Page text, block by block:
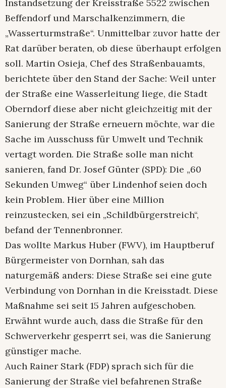
Instandsetzung der Kreisstraße 5522 zwischen
Beffendorf und Marschalkenzimmern, die
„Wasserturmstraße“. Unmittelbar zuvor hatte der
Rat darüber beraten, ob diese überhaupt erfolgen
soll. Martin Osieja, Chef des Straßenbauamts,
berichtete über den Stand der Sache: Weil unter
der Straße eine Wasserleitung liege, die Stadt
Oberndorf diese aber nicht gleichzeitig mit der
Sanierung der Straße erneuern möchte, war die
Sache im Ausschuss für Umwelt und Technik
vertagt worden. Die Straße solle man nicht
sanieren, fand Dr. Josef Günter (SPD): Die „60
Sekunden Umweg“ über Lindenhof seien doch
kein Problem. Hier über eine Million
reinzustecken, sei ein „Schildbürgerstreich“,
befand der Tennenbronner.
Das wollte Markus Huber (FWV), im Hauptberuf
Bürgermeister von Dornhan, sah das
naturgemäß anders: Diese Straße sei eine gute
Verbindung von Dornhan in die Kreisstadt. Diese
Maßnahme sei seit 15 Jahren aufgeschoben.
Erwähnt wurde auch, dass die Straße für den
Schwerverkehr gesperrt sei, was die Sanierung
günstiger mache.
Auch Rainer Stark (FDP) sprach sich für die
Sanierung der Straße viel befahrenen Straße